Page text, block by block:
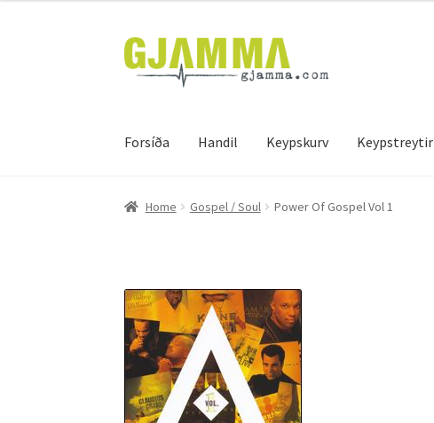
Skip
to
navigation
Skip
to
Forsíða Handil Keypskurv Keypstreytir
Heim Handil KeypskurvKassi Mín brúkari Keypstreytir
Home Gospel / Soul Power Of Gospel Vol 1